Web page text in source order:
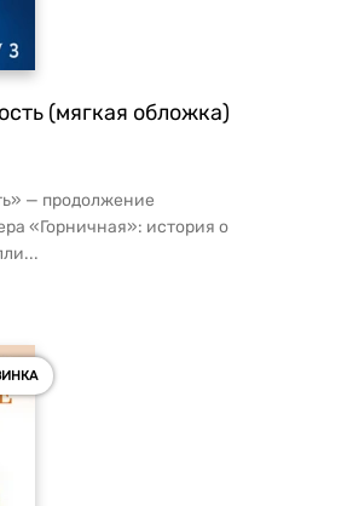
(мягкая обложка)
— продолжение
«Горничная»: история о